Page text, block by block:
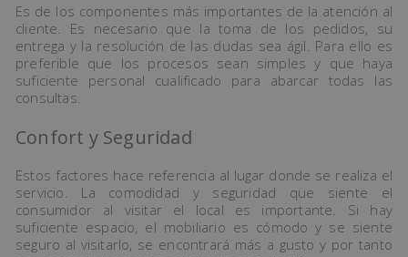
Es de los componentes más importantes de la atención al
cliente. Es necesario que la toma de los pedidos, su
entrega y la resolución de las dudas sea ágil. Para ello es
preferible que los procesos sean simples y que haya
suficiente personal cualificado para abarcar todas las
consultas.
Confort y Seguridad
Estos factores hace referencia al lugar donde se realiza el
servicio. La comodidad y seguridad que siente el
consumidor al visitar el local es importante. Si hay
suficiente espacio, el mobiliario es cómodo y se siente
seguro al visitarlo, se encontrará más a gusto y por tanto